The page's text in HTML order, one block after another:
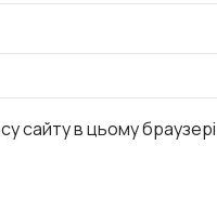
сайту в цьому